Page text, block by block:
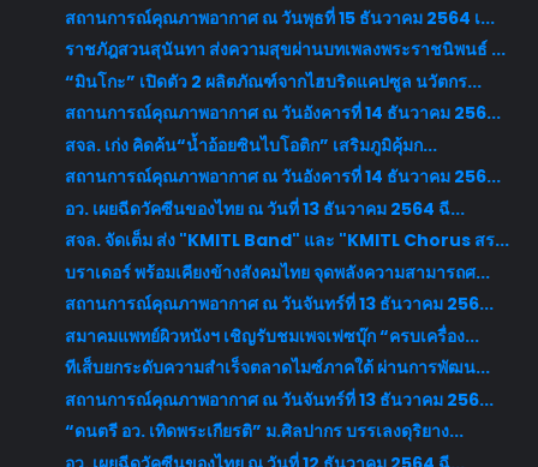
สถานการณ์คุณภาพอากาศ ณ วันพุธที่ 15 ธันวาคม 2564 เ...
ราชภัฎสวนสุนันทา ส่งความสุขผ่านบทเพลงพระราชนิพนธ์ ...
“มินโกะ” เปิดตัว 2 ผลิตภัณฑ์จากไฮบริดแคปซูล นวัตกร...
สถานการณ์คุณภาพอากาศ ณ วันอังคารที่ 14 ธันวาคม 256...
สจล. เก่ง คิดค้น“น้ำอ้อยซินไบโอติก” เสริมภูมิคุ้มก...
สถานการณ์คุณภาพอากาศ ณ วันอังคารที่ 14 ธันวาคม 256...
อว. เผยฉีดวัคซีนของไทย ณ วันที่ 13 ธันวาคม 2564 ฉี...
สจล. จัดเต็ม ส่ง "KMITL Band" และ "KMITL Chorus สร...
บราเดอร์ พร้อมเคียงข้างสังคมไทย จุดพลังความสามารถศ...
สถานการณ์คุณภาพอากาศ ณ วันจันทร์ที่ 13 ธันวาคม 256...
สมาคมแพทย์ผิวหนังฯ เชิญรับชมเพจเฟซบุ๊ก “ครบเครื่อง...
ทีเส็บยกระดับความสำเร็จตลาดไมซ์ภาคใต้ ผ่านการพัฒน...
สถานการณ์คุณภาพอากาศ ณ วันจันทร์ที่ 13 ธันวาคม 256...
“ดนตรี อว. เทิดพระเกียรติ” ม.ศิลปากร บรรเลงดุริยาง...